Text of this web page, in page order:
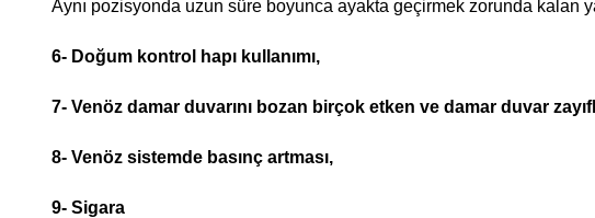
Aynı pozisyonda uzun süre boyunca ayakta geçirmek zorunda kalan
6- Doğum kontrol hapı kullanımı,
7- Venöz damar duvarını bozan birçok etken ve damar duvar
8- Venöz sistemde basınç artması,
9- Sigara